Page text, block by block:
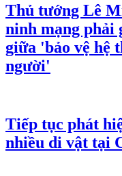
Thủ tướng Lê
ninh mạng phải
giữa 'bảo vệ hệ
người'
Tiếp tục phát
nhiều di vật tại